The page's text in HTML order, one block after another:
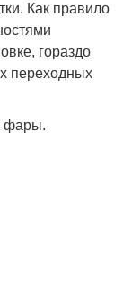
Как правило
гораздо
переходных
фары.